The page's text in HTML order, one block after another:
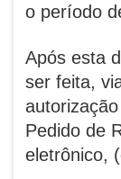
o período
Após esta
ser feita,
Pedido de
eletrônico, (